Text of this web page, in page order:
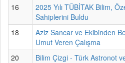
16
2025 Yılı TÜBİTAK Bilim,
Sahiplerini Buldu
18
Aziz Sancar ve Ekibinden
Umut Veren Çalışma
20
Bilim Çizgi - Türk Astronot